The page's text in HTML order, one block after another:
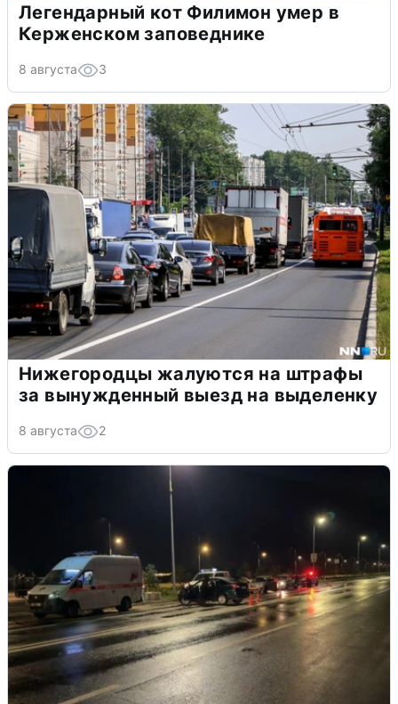
Легендарный кот Филимон умер в
Керженском заповеднике
8 августа 3
Нижегородцы жалуются на штрафы
за вынужденный выезд на выделенку
8 августа 2